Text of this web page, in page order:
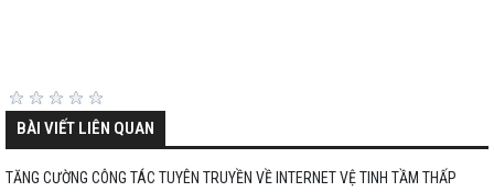
BÀI VIẾT LIÊN QUAN
TĂNG CƯỜNG CÔNG TÁC TUYÊN TRUYỀN VỀ INTERNET VỆ TINH TẦM THẤP